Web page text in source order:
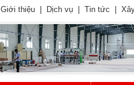
Giới thiệu Dịch vụ Tin tức